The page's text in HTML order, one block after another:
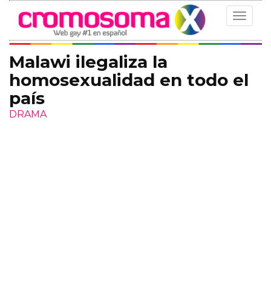
Toggle
Malawi ilegaliza la
homosexualidad en todo el
país
DRAMA